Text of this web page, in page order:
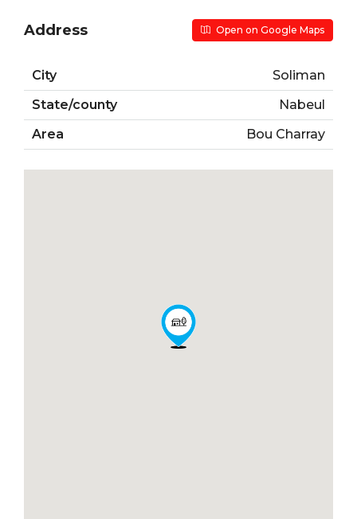
Address Open on Google Maps
City
Soliman
State/county
Nabeul
Area
Bou Charray